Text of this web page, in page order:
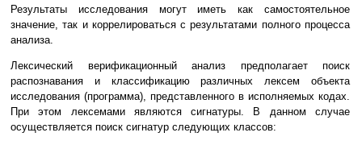
Результаты исследования могут иметь как самостоятельное
значение, так и коррелироваться с результатами полного процесса
анализа.
Лексический верификационный анализ предполагает поиск
распознавания и классификацию различных лексем объекта
исследования (программа), представленного в исполняемых кодах.
При этом лексемами являются сигнатуры. В данном случае
осуществляется поиск сигнатур следующих классов: